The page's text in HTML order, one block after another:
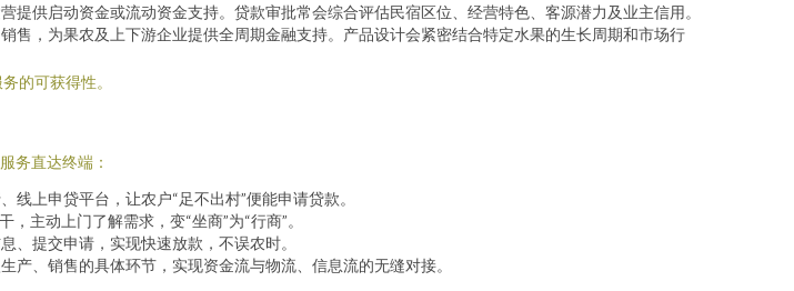
供启动资金或流动资金支持。贷款审批常会综合评估民宿区位、经营特色、客源潜力及业主信用。
售，为果农及上下游企业提供全周期金融支持。产品设计会紧密结合特定水果的生长周期和市场行
的可获得性。
务直达终端：
线上申贷平台，让农户“足不出村”便能申请贷款。
主动上门了解需求，变“坐商”为“行商”。
、提交申请，实现快速放款，不误农时。
产、销售的具体环节，实现资金流与物流、信息流的无缝对接。